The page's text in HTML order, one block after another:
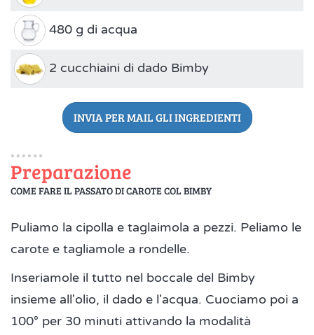
480 g di acqua
2 cucchiaini di dado Bimby
INVIA PER MAIL GLI INGREDIENTI
Preparazione
COME FARE IL PASSATO DI CAROTE COL BIMBY
Puliamo la cipolla e taglaimola a pezzi. Peliamo le
carote e tagliamole a rondelle.
Inseriamole il tutto nel boccale del Bimby
insieme all'olio, il dado e l'acqua. Cuociamo poi a
100° per 30 minuti attivando la modalità